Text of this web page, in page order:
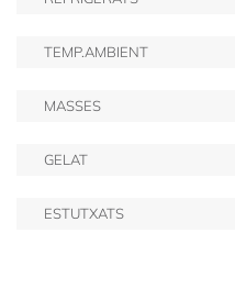
TEMP.AMBIENT
MASSES
GELAT
ESTUTXATS